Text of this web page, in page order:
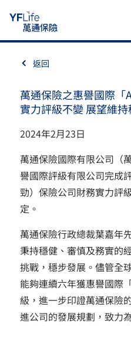
返回
萬通保險之惠譽國際「
實力評級不變 展望維持
2024年2月23日
萬通保險國際有限公司（
譽國際評級有限公司完成
勁）保險公司財務實力評
定。
萬通保險行政總裁葉嘉年
秉持穩健、審慎及務實的
挑戰，穩步發展。儘管全
能夠連續六年獲惠譽國際
級，進一步印證萬通保險
進公司的發展規劃，致力